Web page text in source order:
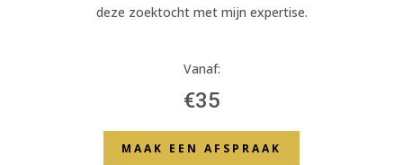
deze zoektocht met mijn expertise.
Vanaf:
€35
MAAK EEN AFSPRAAK